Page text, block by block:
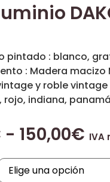
pintado : blanco,
: Madera
y roble
rojo, indiana,
- 150,00€ IVA